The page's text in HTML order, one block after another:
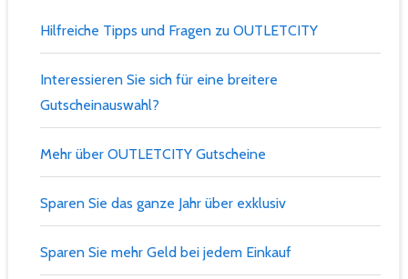
Hilfreiche Tipps und Fragen zu OUTLETCITY
Interessieren Sie sich für eine breitere
Gutscheinauswahl?
Mehr über OUTLETCITY Gutscheine
Sparen Sie das ganze Jahr über exklusiv
Sparen Sie mehr Geld bei jedem Einkauf